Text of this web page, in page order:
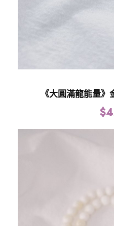
《大圓滿龍能量
$